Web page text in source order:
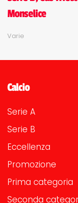
Monselice
Varie
Calcio
Serie A
Serie B
Eccellenza
Promozione
Prima categoria
Seconda